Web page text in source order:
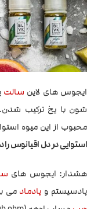
ایجوس های لاین سالت
شون با یخ ترکیب شدن.
محبوب از این میوه
استوایی در دل اقیانوس را
هشدار: ایجوس های
پادسیستم و پادماد می